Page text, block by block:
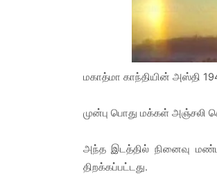
மகாத்மா காந்தியின் அஸ்தி
முன்பு பொது மக்கள் அஞ்சலி
அந்த இடத்தில் நினைவு
திறக்கப்பட்டது.